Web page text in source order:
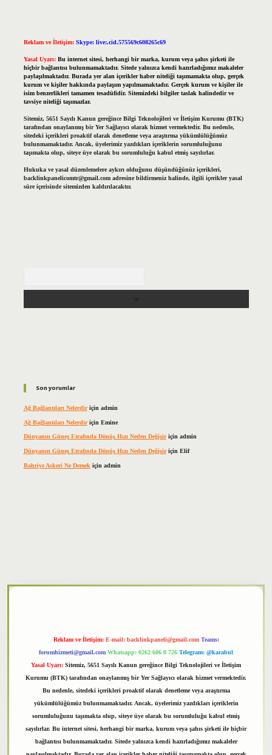
Reklam ve İletişim: Skype: live:.cid.575569c608265c69
Yasal Uyarı: Bu internet sitesi, herhangi bir marka, kurum veya şahıs şirketi ile
hiçbir bağlantısı bulunmamaktadır. Sitede yalnızca kendi hazırladığımız makaleler
paylaşılmaktadır. Burada yer alan içerikler haber niteliği taşımamakta olup, gerçek
kurum ve kişiler hakkında paylaşım yapılmamaktadır. Gerçek kurum ve kişiler ile
isim benzerlikleri tamamen tesadüfidir. Sitemizdeki bilgiler taslak halindedir ve
tavsiye niteliği taşımazlar.
Sitemiz, 5651 Sayılı Kanun gereğince Bilgi Teknolojileri ve İletişim Kurumu (BTK)
tarafından onaylanmış bir Yer Sağlayıcı olarak hizmet vermektedir. Bu nedenle,
sitedeki içerikleri proaktif olarak denetleme veya araştırma yükümlülüğümüz
bulunmamaktadır. Ancak, üyelerimiz yazdıkları içeriklerin sorumluluğunu
taşımakta olup, siteye üye olarak bu sorumluluğu kabul etmiş sayılırlar.
Hukuka ve yasal düzenlemelere aykırı olduğunu düşündüğünüz içerikleri,
backlinkpanelicomtr@gmail.comadresine bildirmeniz halinde, ilgili içerikler yasal
süre içerisinde sitemizden kaldırılacaktır.
Son yorumlar
Ağ Bağlantıları Nelerdiriçin admin
Ağ Bağlantıları Nelerdiriçin Emine
Dünyanın Güneş Etrafında Dönüş Hızı Neden Değişiriçin admin
Dünyanın Güneş Etrafında Dönüş Hızı Neden Değişiriçin Elif
Bahriye Askeri Ne Demek için admin
Reklam ve İletişim: E-mail: backlinkpaneli@gmail.com Teams:
forumhizmeti@gmail.com Whatsapp: 0262 606 0 726 Telegram: @karabul
Yasal Uyarı: Sitemiz, 5651 Sayılı Kanun gereğince Bilgi Teknolojileri ve İletişim
Kurumu (BTK) tarafından onaylanmış bir Yer Sağlayıcı olarak hizmet vermektedir.
Bu nedenle, sitedeki içerikleri proaktif olarak denetleme veya araştırma
yükümlülüğümüz bulunmamaktadır. Ancak, üyelerimiz yazdıkları içeriklerin
sorumluluğunu taşımakta olup, siteye üye olarak bu sorumluluğu kabul etmiş
sayılırlar. Bu internet sitesi, herhangi bir marka, kurum veya şahıs şirketi ile hiçbir
bağlantısı bulunmamaktadır. Sitede yalnızca kendi hazırladığımız makaleler